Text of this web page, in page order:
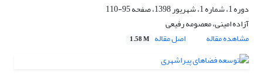
دوره 1، شماره 1، شهریور 1398، صفحه
95-110
آزاده امینی، معصومه رفیعی
مشاهده مقاله
اصل مقاله 1.58 M